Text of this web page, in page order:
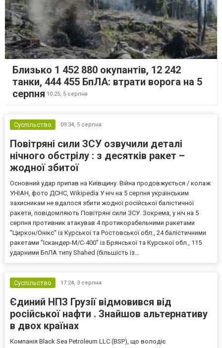
Близько 1 452 880 окупантів, 12 242
танки, 444 455 БпЛА: втрати ворога на 5
серпня 10:25, 5 серпня
Суспільство 09:34, 5 серпня
Повітряні сили ЗСУ озвучили деталі
нічного обстрілу : з десятків ракет –
жодної збитої
Основний удар припав на Київщину. Війна продовжується / колаж
УНІАН, фото ДСНС, Wikipedia У ніч на 5 серпня українським
захисникам не вдалося збити жодної російської балістичної
ракети, повідомляють Повітряні сили ЗСУ. Зокрема, у ніч на 5
серпня противник атакував 4 протикорабельними ракетами
"Циркон/Онікс" із Курської та Ростовської обл., 24 балістичними
ракетами "Іскандер-М/С-400" із Брянської та Курської обл., 115
ударними БпЛА типу Shahed (більшість із...
Суспільство 17:24, 3 серпня
Єдиний НПЗ Грузії відмовився від
російської нафти . Знайшов альтернативу
в двох країнах
Компанія Black Sea Petroleum LLC (BSP), що володіє